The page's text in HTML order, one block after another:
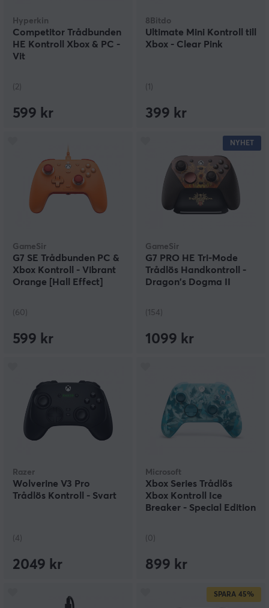
Hyperkin
Competitor Trådbunden
HE Kontroll Xbox & PC -
Vit
(2)
599 kr
8Bitdo
Ultimate Mini Kontroll till
Xbox - Clear Pink
(1)
399 kr
GameSir
G7 SE Trådbunden PC &
Xbox Kontroll - Vibrant
Orange [Hall Effect]
(60)
599 kr
NYHET
GameSir
G7 PRO HE Tri-Mode
Trådlös Handkontroll -
Dragon's Dogma II
(154)
1099 kr
Razer
Wolverine V3 Pro
Trådlös Kontroll - Svart
(4)
2049 kr
Microsoft
Xbox Series Trådlös
Xbox Kontroll Ice
Breaker - Special Edition
(0)
899 kr
SPARA 45%